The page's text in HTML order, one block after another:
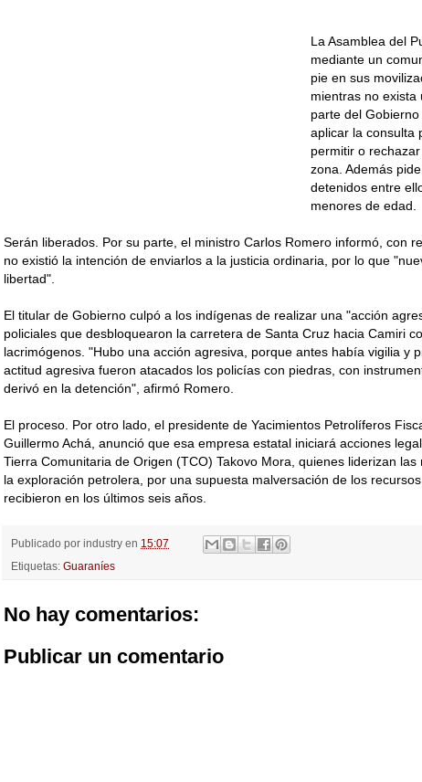
La Asamblea del
mediante un
pie en sus
mientras no
parte del
aplicar la consulta
permitir o
zona. Además
detenidos entre
menores de edad.
Serán liberados. Por su parte, el ministro Carlos Romero informó, con
no existió la intención de enviarlos a la justicia ordinaria, por lo que
libertad".
El titular de Gobierno culpó a los indígenas de realizar una "acción
policiales que desbloquearon la carretera de Santa Cruz hacia Camiri
lacrimógenos. "Hubo una acción agresiva, porque antes había vigilia y
actitud agresiva fueron atacados los policías con piedras, con
derivó en la detención", afirmó Romero.
El proceso. Por otro lado, el presidente de Yacimientos Petrolíferos
Guillermo Achá, anunció que esa empresa estatal iniciará acciones
Tierra Comunitaria de Origen (TCO) Takovo Mora, quienes liderizan
la exploración petrolera, por una supuesta malversación de los
recibieron en los últimos seis años.
Publicado por industry en 15:07
Etiquetas: Guaraníes
No hay comentarios:
Publicar un comentario